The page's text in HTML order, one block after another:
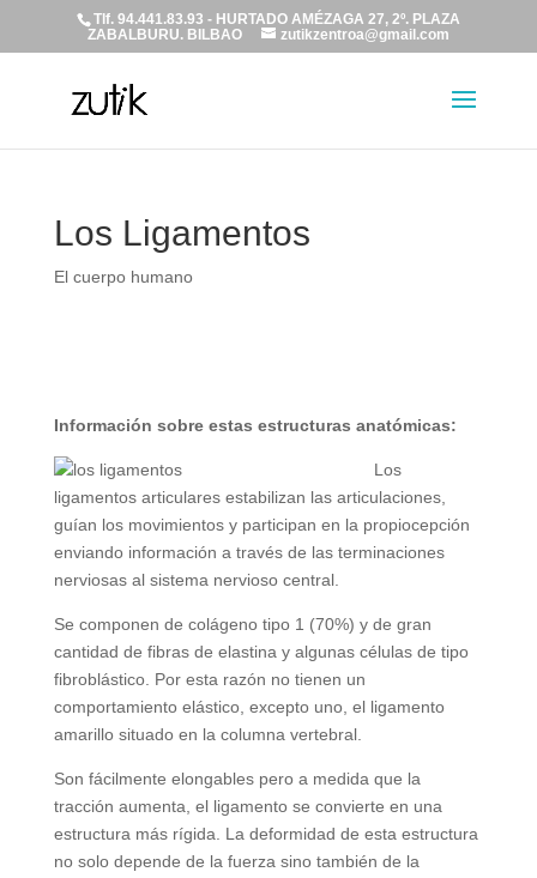
Tlf. 94.441.83.93 - HURTADO AMÉZAGA 27, 2º. PLAZA
ZABALBURU. BILBAO
zutikzentroa@gmail.com
Los Ligamentos
El cuerpo humano
Información sobre estas estructuras anatómicas:
Los
ligamentos articulares estabilizan las articulaciones,
guían los movimientos y participan en la propiocepción
enviando información a través de las terminaciones
nerviosas al sistema nervioso central.
Se componen de colágeno tipo 1 (70%) y de gran
cantidad de fibras de elastina y algunas células de tipo
fibroblástico. Por esta razón no tienen un
comportamiento elástico, excepto uno, el ligamento
amarillo situado en la columna vertebral.
Son fácilmente elongables pero a medida que la
tracción aumenta, el ligamento se convierte en una
estructura más rígida. La deformidad de esta estructura
no solo depende de la fuerza sino también de la